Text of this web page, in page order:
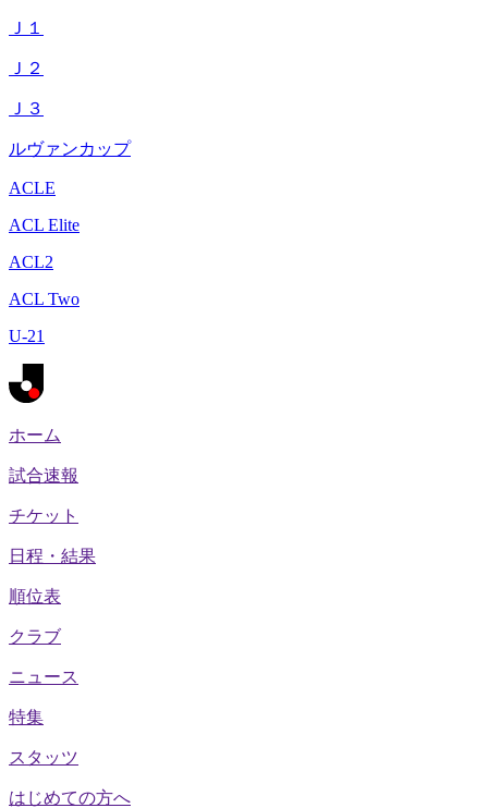
Ｊ１
Ｊ２
Ｊ３
ルヴァンカップ
ACLE
ACL Elite
ACL2
ACL Two
U-21
ホーム
試合速報
チケット
日程・結果
順位表
クラブ
ニュース
特集
スタッツ
はじめての方へ